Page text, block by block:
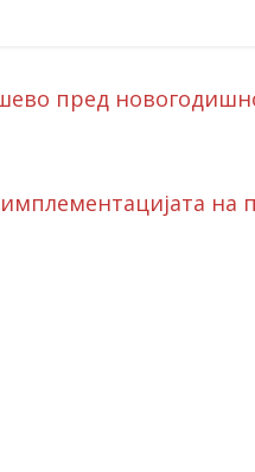
пред
на